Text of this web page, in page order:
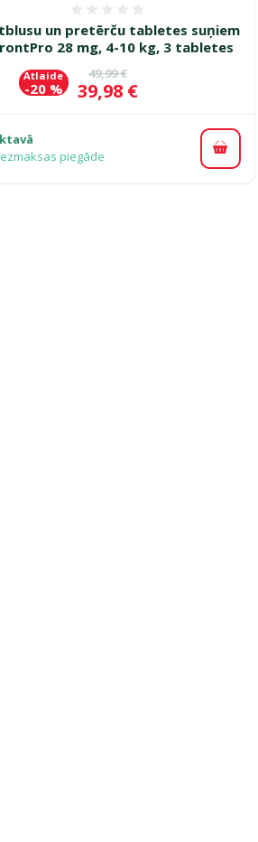
un pretērču tabletes suņiem
28 mg, 4-10 kg, 3 tabletes
Oriģinālā cena
49,99 €
Cena
39,98 €
Atlaide
-20 %
piegāde